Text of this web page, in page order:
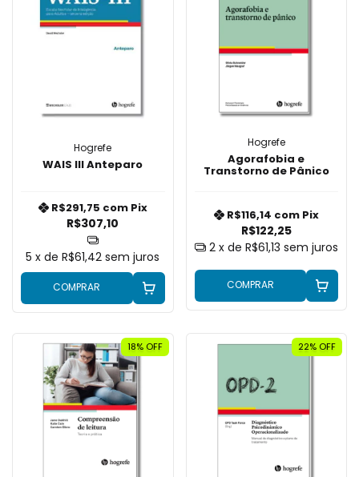
Hogrefe
WAIS III Anteparo
R$307,10
R$291,75 com Pix
5 x deR$61,42 sem juros
COMPRAR
Hogrefe
Agorafobia e
Transtorno de Pânico
R$122,25
R$116,14 com Pix
2 x de R$61,13 sem juros
COMPRAR
18% OFF 22% OFF